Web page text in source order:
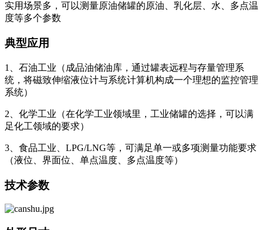
实用场景多，可以测量原油储罐的原油、乳化层、水、多点温
度等多个参数
典型应用
1、石油工业（成品油储油库，通过罐表远程与存量管理系
统，将磁致伸缩液位计与系统计算机构成一个理想的监控管理
系统）
2、化学工业（在化学工业领域里，工业储罐的选择，可以满
足化工领域的要求）
3、食品工业、LPG/LNG等，可满足单一或多项测量功能要求
（液位、界面位、单点温度、多点温度等）
技术参数